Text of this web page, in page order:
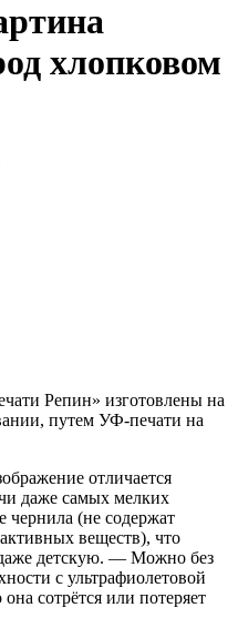
хлопковом
Репин» изготовлены на
путем УФ-печати на
отличается
даже самых мелких
чернила (не содержат
веществ), что
детскую. — Можно без
с ультрафиолетовой
сотрётся или потеряет